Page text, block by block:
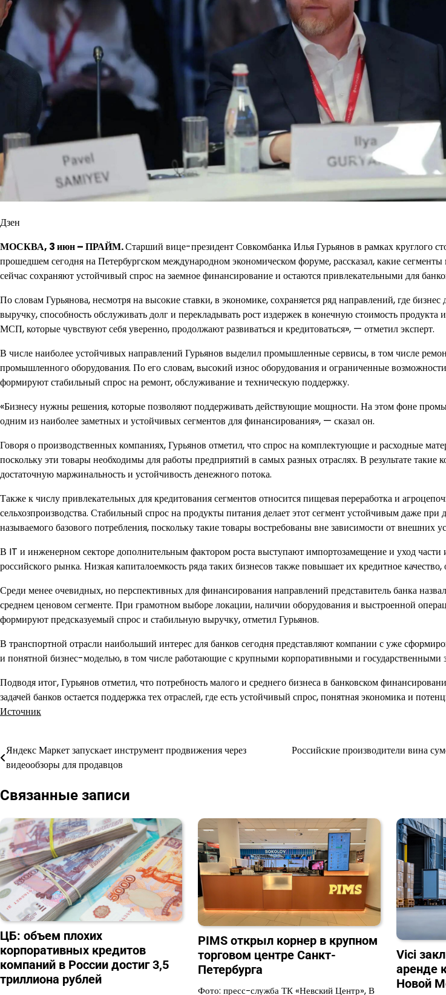
Дзен
МОСКВА, 3 июн – ПРАЙМ.Старший вице-президент Совкомбанка Илья Гурьянов в рамках круглого
прошедшем сегодня на Петербургском международном экономическом форуме, рассказал, какие сегменты
сейчас сохраняют устойчивый спрос на заемное финансирование и остаются привлекательными для
По словам Гурьянова, несмотря на высокие ставки, в экономике, сохраняется ряд направлений, где
выручку, способность обслуживать долг и перекладывать рост издержек в конечную стоимость продукта
МСП, которые чувствуют себя уверенно, продолжают развиваться и кредитоваться», — отметил эксперт.
В числе наиболее устойчивых направлений Гурьянов выделил промышленные сервисы, в том числе
промышленного оборудования. По его словам, высокий износ оборудования и ограниченные
формируют стабильный спрос на ремонт, обслуживание и техническую поддержку.
«Бизнесу нужны решения, которые позволяют поддерживать действующие мощности. На этом фоне
одним из наиболее заметных и устойчивых сегментов для финансирования», — сказал он.
Говоря о производственных компаниях, Гурьянов отметил, что спрос на комплектующие и расходные
поскольку эти товары необходимы для работы предприятий в самых разных отраслях. В результате такие
достаточную маржинальность и устойчивость денежного потока.
Также к числу привлекательных для кредитования сегментов относится пищевая переработка и
сельхозпроизводства. Стабильный спрос на продукты питания делает этот сегмент устойчивым даже при
называемого базового потребления, поскольку такие товары востребованы вне зависимости от внешних
В IT и инженерном секторе дополнительным фактором роста выступают импортозамещение и уход части
российского рынка. Низкая капиталоемкость ряда таких бизнесов также повышает их кредитное качество,
Среди менее очевидных, но перспективных для финансирования направлений представитель банка
среднем ценовом сегменте. При грамотном выборе локации, наличии оборудования и выстроенной
формируют предсказуемый спрос и стабильную выручку, отметил Гурьянов.
В транспортной отрасли наибольший интерес для банков сегодня представляют компании с уже
и понятной бизнес-моделью, в том числе работающие с крупными корпоративными и государственными
Подводя итог, Гурьянов отметил, что потребность малого и среднего бизнеса в банковском
задачей банков остается поддержка тех отраслей, где есть устойчивый спрос, понятная экономика и
Источник
Навигация
записям
Яндекс Маркет запускает инструмент продвижения через
видеообзоры для продавцов
Российские производители вина
Связанные записи
ЦБ: объем плохих
корпоративных кредитов
компаний в России достиг 3,5
триллиона рублей
PIMS открыл корнер в крупном
торговом центре Санкт-
Петербурга
Фото: пресс-служба ТК «Невский Центр», В
Vici
аренде
Новой